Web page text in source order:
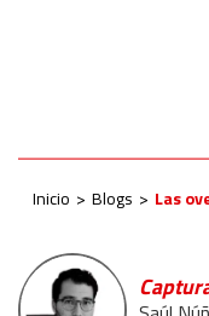
Inicio Blogs Las